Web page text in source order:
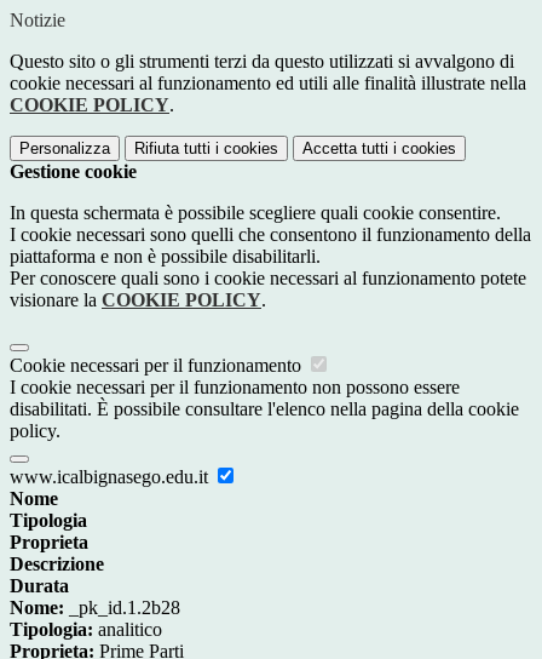
Notizie
Questo sito o gli strumenti terzi da questo utilizzati si avvalgono di
cookie necessari al funzionamento ed utili alle finalità illustrate nella
COOKIE POLICY.
Personalizza Rifiuta tutti i cookies Accetta tutti i cookies
Gestione cookie
In questa schermata è possibile scegliere quali cookie consentire.
I cookie necessari sono quelli che consentono il funzionamento della
piattaforma e non è possibile disabilitarli.
Per conoscere quali sono i cookie necessari al funzionamento potete
visionare la COOKIE POLICY.
Cookie necessari per il funzionamento
I cookie necessari per il funzionamento non possono essere
disabilitati. È possibile consultare l'elenco nella pagina della cookie
policy.
www.icalbignasego.edu.it
Nome
Tipologia
Proprieta
Descrizione
Durata
Nome: _pk_id.1.2b28
Tipologia: analitico
Proprieta: Prime Parti